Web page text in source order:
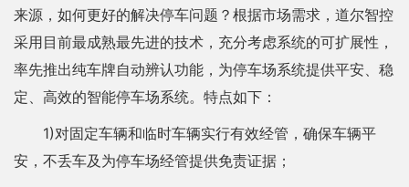
来源，如何更好的解决停车问题？根据市场需求，道尔智控
采用目前最成熟最先进的技术，充分考虑系统的可扩展性，
率先推出纯车牌自动辨认功能，为停车场系统提供平安、稳
定、高效的智能停车场系统。特点如下：
1)对固定车辆和临时车辆实行有效经管，确保车辆平
安，不丢车及为停车场经管提供免责证据；